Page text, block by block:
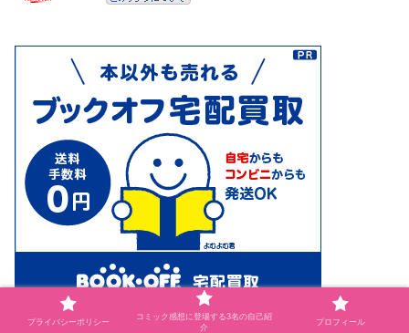
プライバシーポリシー
コミック感想に登場する3名の自己紹
介
プロフィール